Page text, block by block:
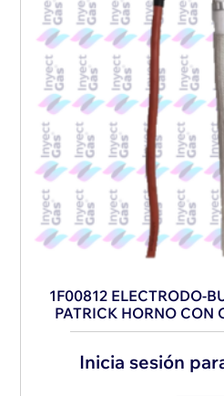
1F00812 ELECTRODO-
PATRICK HORNO CON
Inicia sesión